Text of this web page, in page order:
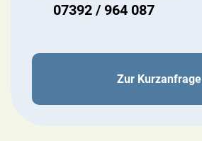
07392 / 964 087
Zur Kurzanfrage